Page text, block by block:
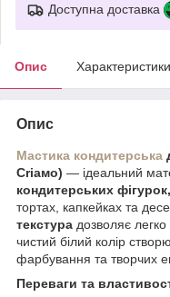
Доступна доставка
Опис Характеристики
Опис
Мастика кондитерська
Сrіамо) — ідеальний
кондитерських
тортах, капкейках та
текстура дозволяє
чистий білий колір
фарбування та творчих
Переваги та